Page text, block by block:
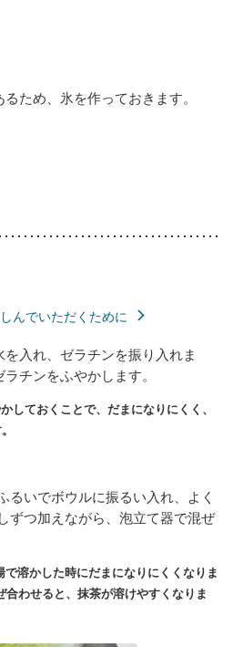
ため、氷を作っておきます。
んでいただくために
入れ、ゼラチンを振り入れま
チンをふやかします。
しておくことで、だまになりにくく、
るいでボウルに振るい入れ、よく
ずつ加えながら、泡立て器で混ぜ
溶かした時にだまになりにくくなりま
合わせると、抹茶が溶けやすくなりま